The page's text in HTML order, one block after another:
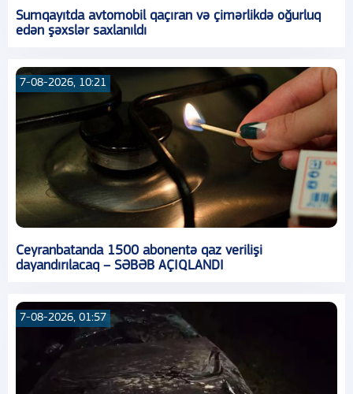
Sumqayıtda avtomobil qaçıran və çimərlikdə oğurluq
edən şəxslər saxlanıldı
7-08-2026, 10:21
Ceyranbatanda 1500 abonentə qaz verilişi
dayandırılacaq – SƏBƏB AÇIQLANDI
7-08-2026, 01:57